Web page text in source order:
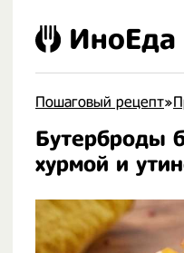
Пошаговый рецепт»
Бутерброды
хурмой и
ИноЕда